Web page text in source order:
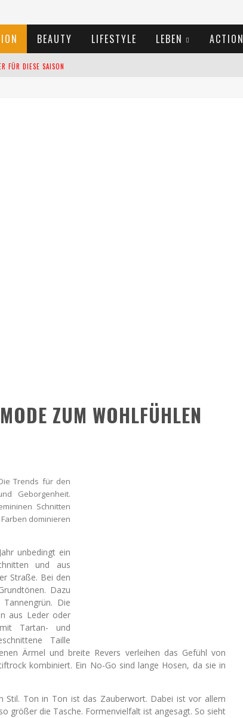
BEAUTY LIFESTYLE LEBEN ACTION
FÜR DIESE SAISON
SOMMERS 2024
ZUM WOHLFÜHLEN
Trends für den
Geborgenheit.
Schnitten
dominieren
unbedingt ein
und aus
Straße. Bei den
Dazu
Die
aus Leder oder
Tartan- und
Taille
Ärmel und breite Revers verleihen das Gefühl von
kombiniert. Ein No-Go sind lange Hosen, da sie in
Ton in Ton ist das Zauberwort. Dabei ist vor allem
größer die Tasche. Formenvielfalt ist angesagt. So sieht